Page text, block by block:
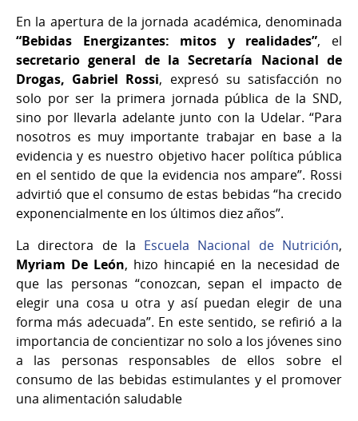
En la apertura de la jornada académica, denominada
“Bebidas Energizantes: mitos y realidades”, el
secretario general de la Secretaría Nacional de
Drogas, Gabriel Rossi, expresó su satisfacción no
solo por ser la primera jornada pública de la SND,
sino por llevarla adelante junto con la Udelar. “Para
nosotros es muy importante trabajar en base a la
evidencia y es nuestro objetivo hacer política pública
en el sentido de que la evidencia nos ampare”. Rossi
advirtió que el consumo de estas bebidas “ha crecido
exponencialmente en los últimos diez años”.
La directora de la Escuela Nacional de Nutrición,
Myriam De León, hizo hincapié en la necesidad de
que las personas “conozcan, sepan el impacto de
elegir una cosa u otra y así puedan elegir de una
forma más adecuada”. En este sentido, se refirió a la
importancia de concientizar no solo a los jóvenes sino
a las personas responsables de ellos sobre el
consumo de las bebidas estimulantes y el promover
una alimentación saludable